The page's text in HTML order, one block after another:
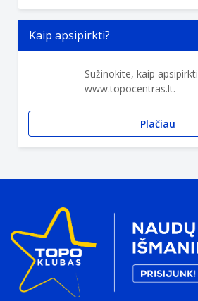
Kaip apsipirkti?
Sužinokite, kaip apsipirkti
www.topocentras.lt.
Plačiau